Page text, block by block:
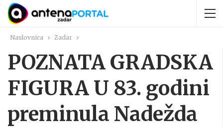
Naslovnica Zadar
POZNATA GRADSKA
FIGURA U 83. godini
preminula Nadežda